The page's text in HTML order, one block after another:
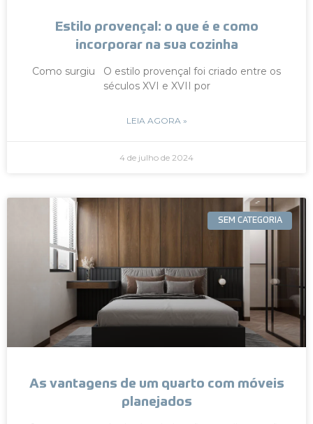
Estilo provençal: o que é e como
incorporar na sua cozinha
Como surgiu O estilo provençal foi criado entre os
séculos XVI e XVII por
LEIA AGORA »
4 de julho de 2024
SEM CATEGORIA
As vantagens de um quarto com móveis
planejados